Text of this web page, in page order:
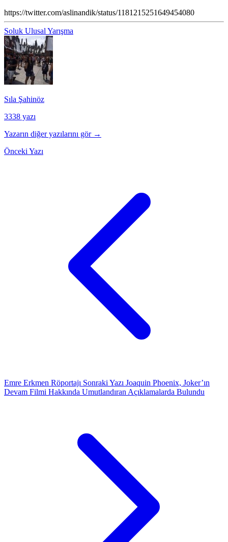
https://twitter.com/aslinandik/status/1181215251649454080
Soluk Ulusal Yarışma
Sıla Şahinöz
3338 yazı
Yazarın diğer yazılarını gör →
Önceki Yazı
Emre Erkmen Röportajı Sonraki Yazı Joaquin Phoenix, Joker’ın
Devam Filmi Hakkında Umutlandıran Açıklamalarda Bulundu